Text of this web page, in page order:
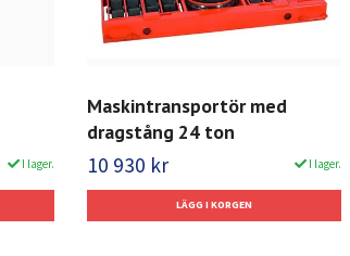
I lager.
Maskintransportör med
dragstång 24 ton
10 930 kr I lager.